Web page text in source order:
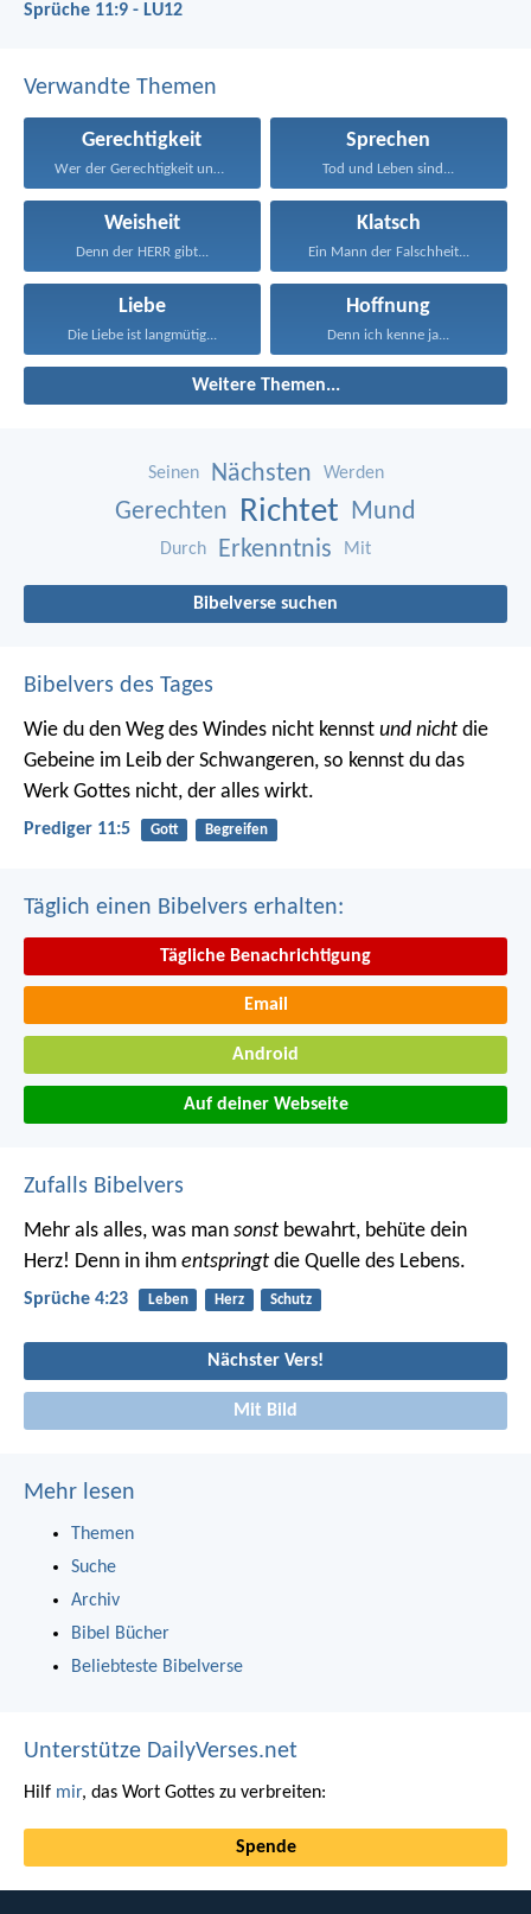
Sprüche 11:9 - LU12
Verwandte Themen
Gerechtigkeit
Wer der Gerechtigkeit und...
Sprechen
Tod und Leben sind...
Weisheit
Denn der HERR gibt...
Klatsch
Ein Mann der Falschheit...
Liebe
Die Liebe ist langmütig...
Hoffnung
Denn ich kenne ja...
Weitere Themen...
Seinen Nächsten Werden
Gerechten Richtet Mund
Durch Erkenntnis Mit
Bibelverse suchen
Bibelvers des Tages
Wie du den Weg des Windes nicht kennst und nicht die
Gebeine im Leib der Schwangeren, so kennst du das
Werk Gottes nicht, der alles wirkt.
Prediger 11:5 Gott Begreifen
Täglich einen Bibelvers erhalten:
Tägliche Benachrichtigung
Email
Android
Auf deiner Webseite
Zufalls Bibelvers
Mehr als alles, was man sonst bewahrt, behüte dein
Herz! Denn in ihm entspringt die Quelle des Lebens.
Sprüche 4:23 Leben Herz Schutz
Nächster Vers!
Mit Bild
Mehr lesen
Themen
Suche
Archiv
Bibel Bücher
Beliebteste Bibelverse
Unterstütze DailyVerses.net
Hilf mir, das Wort Gottes zu verbreiten:
Spende